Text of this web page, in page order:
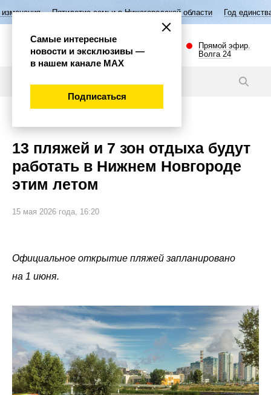
семьи в Нижегородской области Год единства народов
Прямой эфир.
Волга 24
13 пляжей и 7 зон отдыха будут
работать в Нижнем Новгороде
этим летом
15 мая 2026 года, 16:20
Официальное открытие пляжей запланировано
на 1 июня.
Самые интересные
новости и эксклюзивы —
в нашем канале МАХ
Подписаться